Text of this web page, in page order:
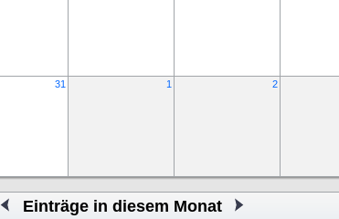
31 1 2
Einträge in diesem Monat